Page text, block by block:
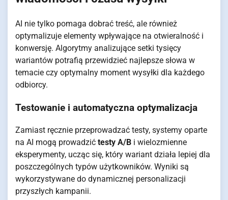
AI nie tylko pomaga dobrać treść, ale również
optymalizuje elementy wpływające na otwieralność i
konwersję. Algorytmy analizujące setki tysięcy
wariantów potrafią przewidzieć najlepsze słowa w
temacie czy optymalny moment wysyłki dla każdego
odbiorcy.
Testowanie i automatyczna optymalizacja
Zamiast ręcznie przeprowadzać testy, systemy oparte
na AI mogą prowadzić testy A/B i wielozmienne
eksperymenty, ucząc się, który wariant działa lepiej dla
poszczególnych typów użytkowników. Wyniki są
wykorzystywane do dynamicznej personalizacji
przyszłych kampanii.